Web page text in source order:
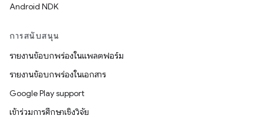
Android NDK
การสนับสนุน
รายงานข้อบกพร่องในแพลตฟอร์ม
รายงานข้อบกพร่องในเอกสาร
Google Play support
เข้าร่วมการศึกษาเชิงวิจัย